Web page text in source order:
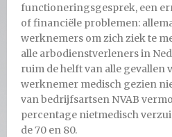
functioneringsgesprek, een
of financiële problemen:
werknemers om zich ziek te
alle arbodienstverleners in
ruim de helft van alle gevallen
werknemer medisch gezien
van bedrijfsartsen NVAB
percentage nietmedisch
de 70 en 80.